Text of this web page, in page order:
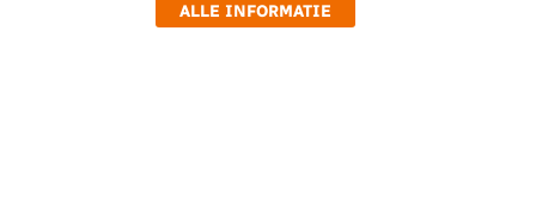
ALLE INFORMATIE